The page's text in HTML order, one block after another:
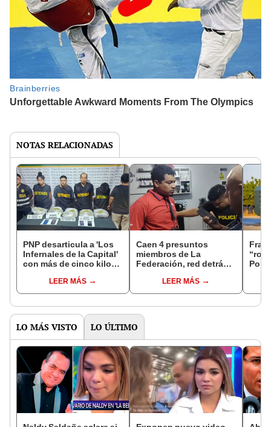
NOTAS RELACIONADAS
PNP desarticula a 'Los
Infernales de la Capital'
con más de cinco kilos
Juan de Lurigancho
LEER MÁS
Caen 4 presuntos
miembros de La
Federación, red detrás
de la ruta B en Cercado
de Lima
LEER MÁS
LO MÁS VISTO LO ÚLTIMO